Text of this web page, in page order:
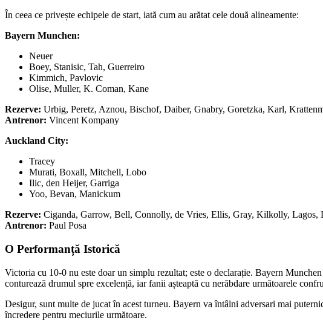
În ceea ce privește echipele de start, iată cum au arătat cele două alineamente:
Bayern Munchen:
Neuer
Boey, Stanisic, Tah, Guerreiro
Kimmich, Pavlovic
Olise, Muller, K. Coman, Kane
Rezerve: Urbig, Peretz, Aznou, Bischof, Daiber, Gnabry, Goretzka, Karl,
Antrenor: Vincent Kompany
Auckland City:
Tracey
Murati, Boxall, Mitchell, Lobo
Ilic, den Heijer, Garriga
Yoo, Bevan, Manickum
Rezerve: Ciganda, Garrow, Bell, Connolly, de Vries, Ellis, Gray, Kilkolly, Lagos,
Antrenor: Paul Posa
O Performanță Istorică
Victoria cu 10-0 nu este doar un simplu rezultat; este o declarație. Bayern
conturează drumul spre excelență, iar fanii așteaptă cu nerăbdare următoarele
Desigur, sunt multe de jucat în acest turneu. Bayern va întâlni adversari mai
încredere pentru meciurile următoare.